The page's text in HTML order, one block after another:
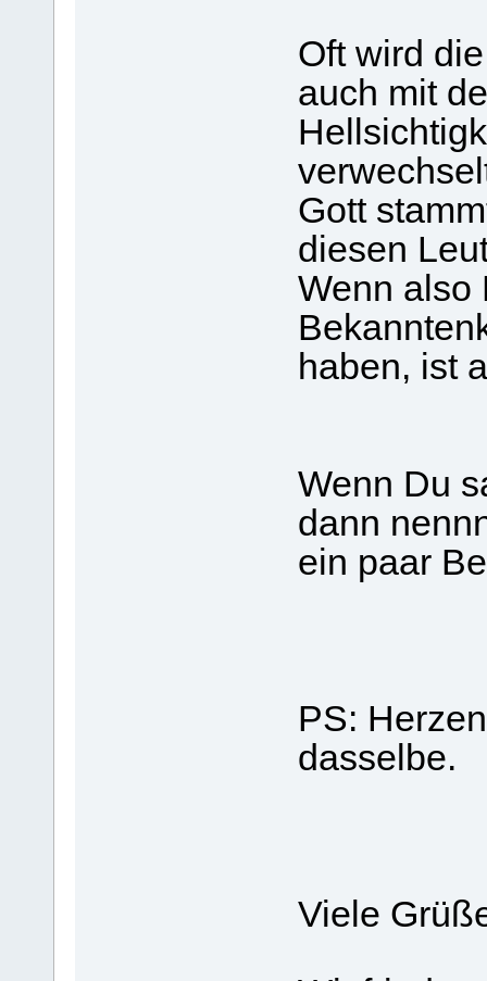
Oft wird
auch mit
Gott
diesen
Wenn also
haben, ist
Wenn Du
dann
ein paar
PS:
dasselbe.
Viele